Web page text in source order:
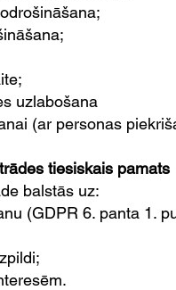
uzlabošana
(ar personas
tiesiskais pamats
balstās uz:
(GDPR 6. panta 1.